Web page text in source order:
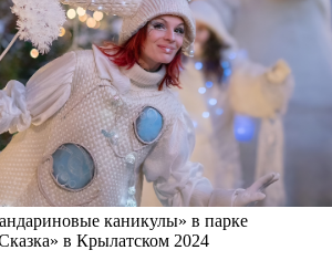
каникулы» в парке
в Крылатском 2024